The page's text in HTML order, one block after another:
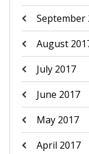
September
August
July 2017
June 2017
May 2017
April 2017